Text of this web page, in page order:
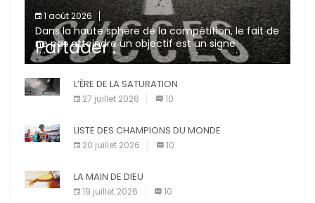
1 août 2026
Dans la haute sphère de la compétition, le fait de
ne pas atteindre un objectif est un signe
d’incompétence et une source de sanctions
diverses (avertissement, […]
Partager :
Facebook
Pinterest
Imprimer
L’ÈRE DE LA SATURATION
27 juillet 2026 10
LISTE DES CHAMPIONS DU MONDE
20 juillet 2026 10
LA MAIN DE DIEU
19 juillet 2026 10